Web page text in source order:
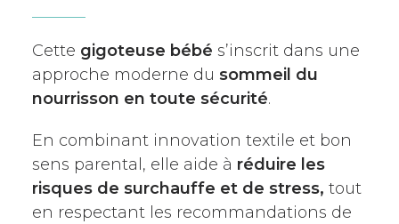
Cette gigoteuse bébé s’inscrit dans une
approche moderne du sommeil du
nourrisson en toute sécurité.
En combinant innovation textile et bon
sens parental, elle aide à réduire les
risques de surchauffe et de stress, tout
en respectant les recommandations de